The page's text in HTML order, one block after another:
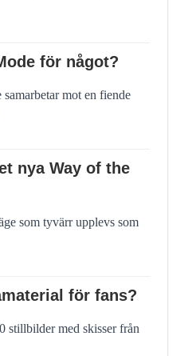
för något?
mot en fiende
nya Way of the
som tyvärr upplevs som
för fans?
stillbilder med skisser från